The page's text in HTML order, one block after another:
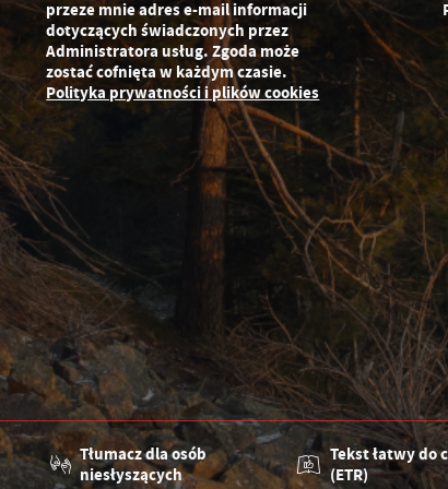
przeze mnie adres e-mail informacji
dotyczących świadczonych przez
Administratora usług. Zgoda może
zostać cofnięta w każdym czasie.
Polityka prywatności i plików cookies
Tłumacz dla osób
niesłyszących
Tekst łatwy do
(ETR)